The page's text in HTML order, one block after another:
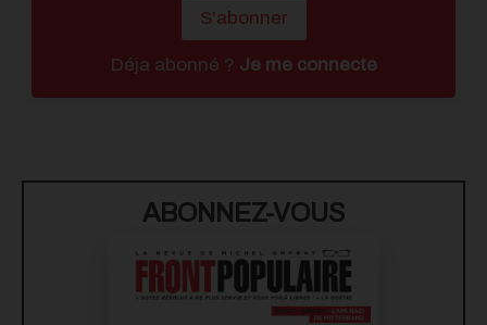
S'abonner
Déja abonné ? Je me connecte
ABONNEZ-VOUS